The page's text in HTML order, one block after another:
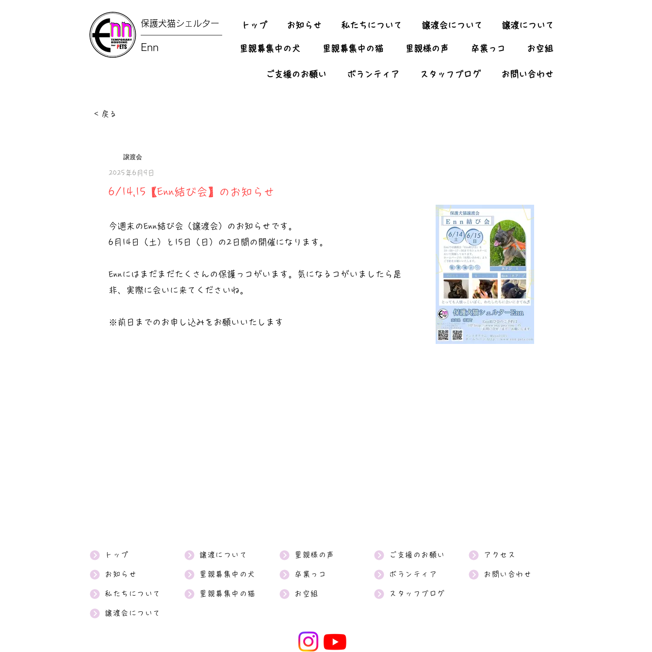
保護犬猫シェルター トップ お知らせ 私たちについて 譲渡会について 譲渡について
Enn 里親募集中の犬 里親募集中の猫 里親様の声 卒業っコ お空組
ご支援のお願い ボランティア スタッフブログ お問い合わせ
< 戻る
譲渡会
2025年6月9日
6/14,15【Enn結び会】のお知らせ
今週末のEnn結び会（譲渡会）のお知らせです。
6月14日（土）と15日（日）の2日間の開催になります。
Ennにはまだまだたくさんの保護っコがいます。気になるコがいましたら是
非、実際に会いに来てくださいね。
※前日までのお申し込みをお願いいたします
トップ 譲渡について
お知らせ 里親募集中の犬
私たちについて 里親募集中の猫
里親様の声 ご支援のお願い アクセス
卒業っコ ボランティア お問い合わせ
お空組 スタッフブログ
譲渡会について